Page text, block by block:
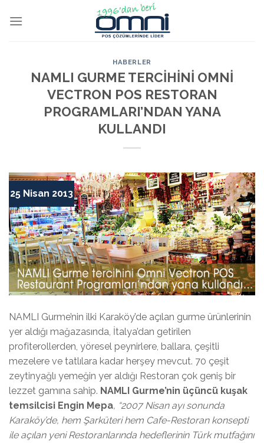
HABERLER
NAMLI GURME TERCİHİNİ OMNİ
VECTRON POS RESTORAN
PROGRAMLARI’NDAN YANA
KULLANDI
25 Nisan 2013
NAMLI Gurme’nin ilki Karaköy’de açılan gurme ürünlerinin
yer aldığı mağazasında, İtalya’dan getirilen
profiterollerden, yöresel peynirlere, ballara, çeşitli
mezelere ve tatlılara kadar herşey mevcut. 70 çeşit
zeytinyağlı yemeğin yer aldığı Restoran çok geniş bir
lezzet gamına sahip. NAMLI Gurme’nin üçüncü kuşak
temsilcisi Engin Mepa, “2007 Nisan ayı sonunda
Karaköy’de, hem Şarküteri hem Cafe-Restoran konsepti
ile açılan yeni Restoranlarında hedeflerinin Türk mutfağını